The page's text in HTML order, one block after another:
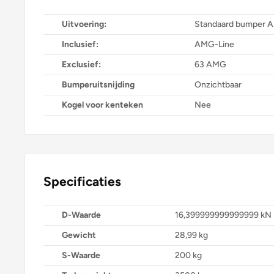
Uitvoering:
Standaard bumper
Inclusief:
AMG-Line
Exclusief:
63 AMG
Bumperuitsnijding
Onzichtbaar
Kogel voor kenteken
Nee
Specificaties
D-Waarde
16,399999999999999 kN
Gewicht
28,99 kg
S-Waarde
200 kg